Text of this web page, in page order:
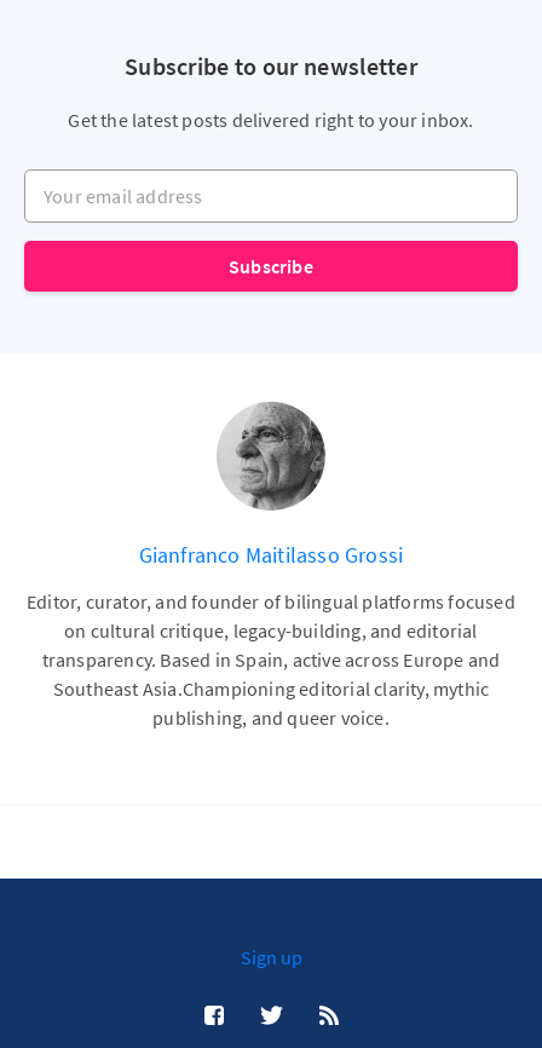
Subscribe to our newsletter
Get the latest posts delivered right to your inbox.
Your email address
Subscribe
Gianfranco Maitilasso Grossi
Editor, curator, and founder of bilingual platforms focused
on cultural critique, legacy-building, and editorial
transparency. Based in Spain, active across Europe and
Southeast Asia.Championing editorial clarity, mythic
publishing, and queer voice.
Sign up